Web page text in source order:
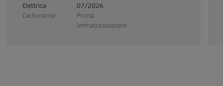
Elettrica
Carburante
07/2026
Prima
immatricolazione